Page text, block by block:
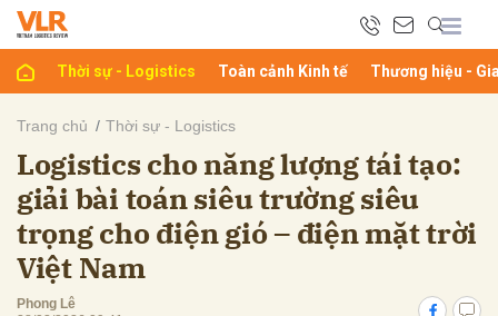
Thời sự - Logistics Toàn cảnh Kinh tế Thương hiệu -
Trang chủ Thời sự - Logistics
Logistics cho năng lượng tái tạo:
giải bài toán siêu trường siêu
trọng cho điện gió – điện mặt trời
Việt Nam
Phong Lê
luận